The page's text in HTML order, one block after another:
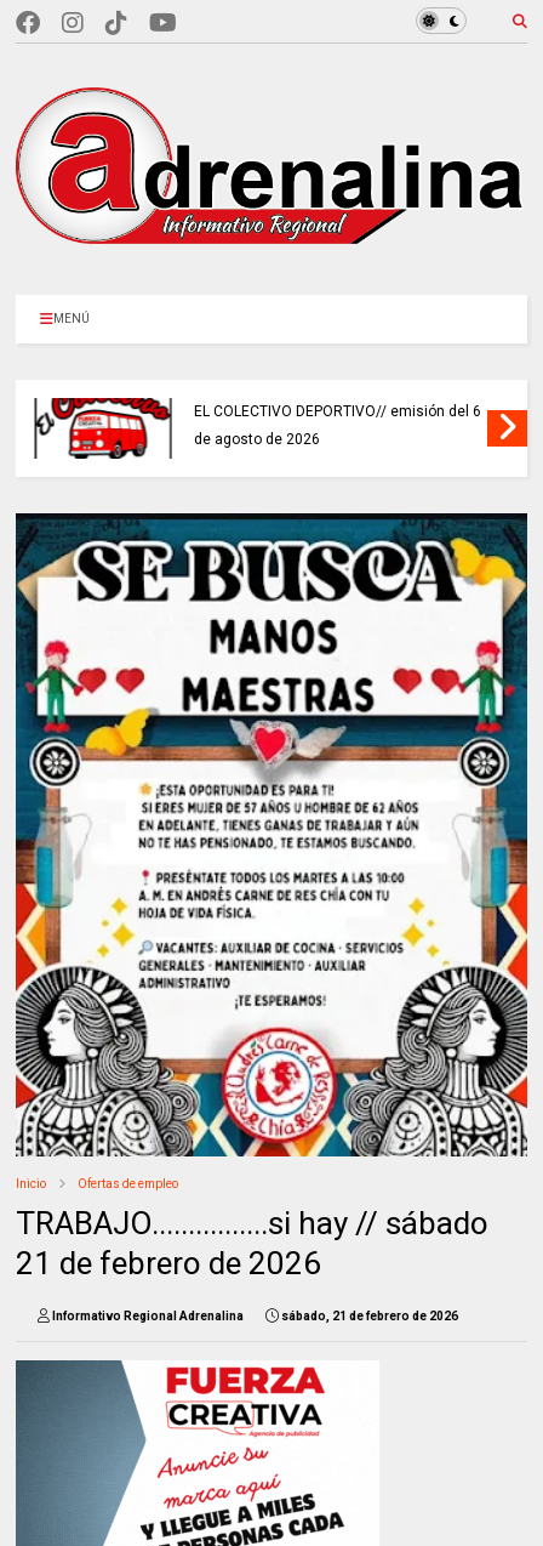
MENÚ
EL COLECTIVO DEPORTIVO// emisión del 6
de agosto de 2026
Inicio Ofertas de empleo
TRABAJO................si hay // sábado
21 de febrero de 2026
Informativo Regional Adrenalina sábado, 21 de febrero de 2026